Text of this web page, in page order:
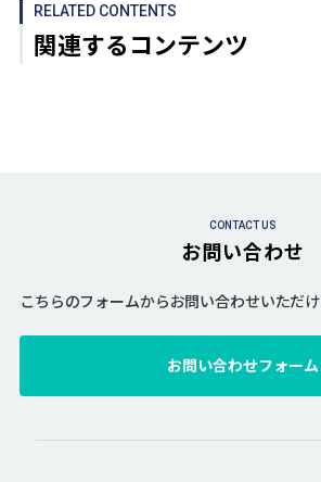
RELATED CONTENTS
関連するコンテンツ
CONTACT US
お問い合わせ
こちらのフォームからお問い合わせいただ
お問い合わせフォーム